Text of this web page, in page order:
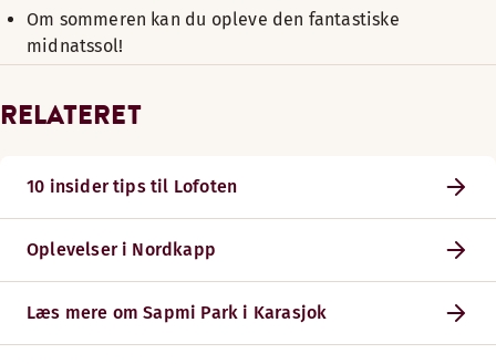
Om sommeren kan du opleve den fantastiske
midnatssol!
RELATERET
10 insider tips til Lofoten
Oplevelser i Nordkapp
Læs mere om Sapmi Park i Karasjok